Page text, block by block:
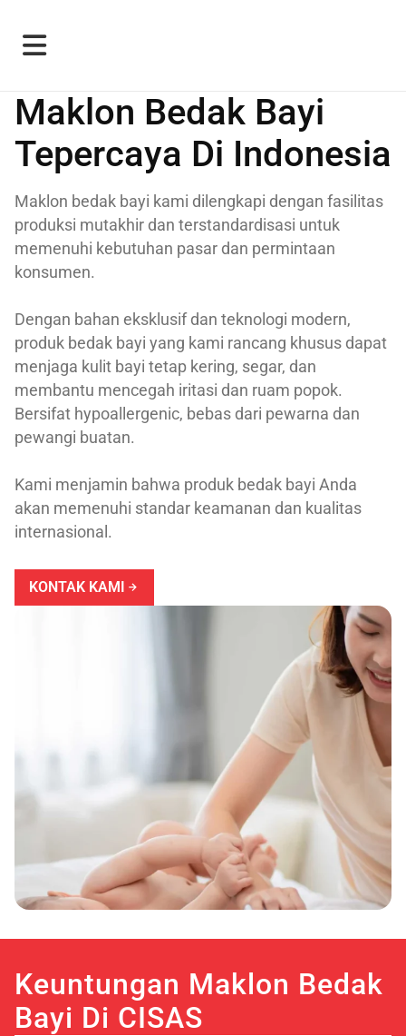
Maklon Bedak Bayi
Tepercaya Di Indonesia
Maklon bedak bayi kami dilengkapi dengan fasilitas
produksi mutakhir dan terstandardisasi untuk
memenuhi kebutuhan pasar dan permintaan
konsumen.
Dengan bahan eksklusif dan teknologi modern,
produk bedak bayi yang kami rancang khusus dapat
menjaga kulit bayi tetap kering, segar, dan
membantu mencegah iritasi dan ruam popok.
Bersifat hypoallergenic, bebas dari pewarna dan
pewangi buatan.
Kami menjamin bahwa produk bedak bayi Anda
akan memenuhi standar keamanan dan kualitas
internasional.
KONTAK KAMI
Keuntungan Maklon Bedak
Bayi Di CISAS